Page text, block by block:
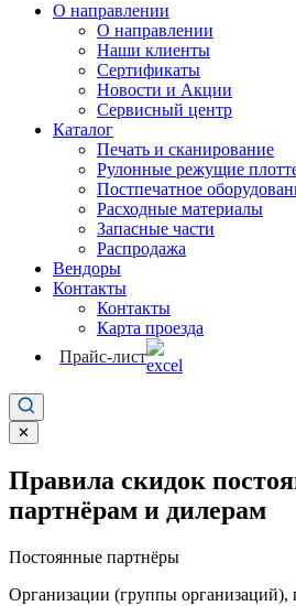
О направлении
О направлении
Наши клиенты
Сертификаты
Новости и Акции
Сервисный центр
Каталог
Печать и сканирование
Рулонные режущие
Постпечатное
Расходные материалы
Запасные части
Распродажа
Вендоры
Контакты
Контакты
Карта проезда
Прайс-лист
✕
Правила скидок
партнёрам и дилерам
Постоянные партнёры
Организации (группы организаций),